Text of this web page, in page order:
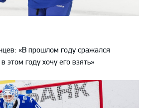
«В прошлом году сражался
этом году хочу его взять»